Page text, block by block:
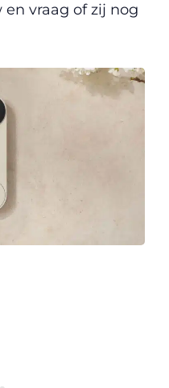
vraag of zij nog